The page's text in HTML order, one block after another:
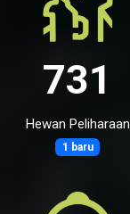
731
Hewan Peliharaan
1 baru